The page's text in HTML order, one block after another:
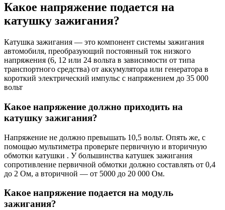
Какое напряжение подается на
катушку зажигания?
Катушка зажигания — это компонент системы зажигания
автомобиля, преобразующий постоянный ток низкого
напряжения (6, 12 или 24 вольта в зависимости от типа
транспортного средства) от аккумулятора или генератора в
короткий электрический импульс с напряжением до 35 000
вольт
Какое напряжение должно приходить на
катушку зажигания?
Напряжение не должно превышать 10,5 вольт. Опять же, с
помощью мультиметра проверьте первичную и вторичную
обмотки катушки . У большинства катушек зажигания
сопротивление первичной обмотки должно составлять от 0,4
до 2 Ом, а вторичной — от 5000 до 20 000 Ом.
Какое напряжение подается на модуль
зажигания?